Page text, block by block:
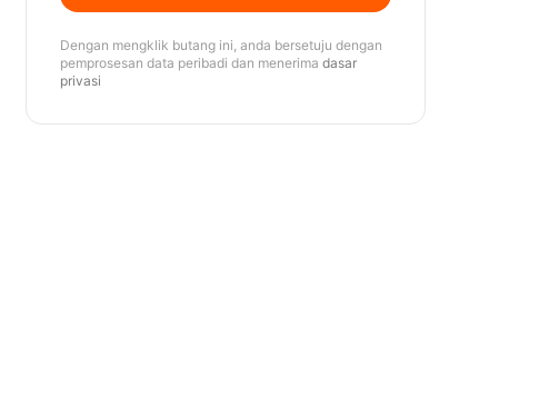
Dengan mengklik butang ini, anda bersetuju dengan
pemprosesan data peribadi dan menerima dasar
privasi